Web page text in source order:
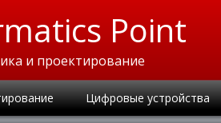
Point
и проектирование
Цифровые устройства